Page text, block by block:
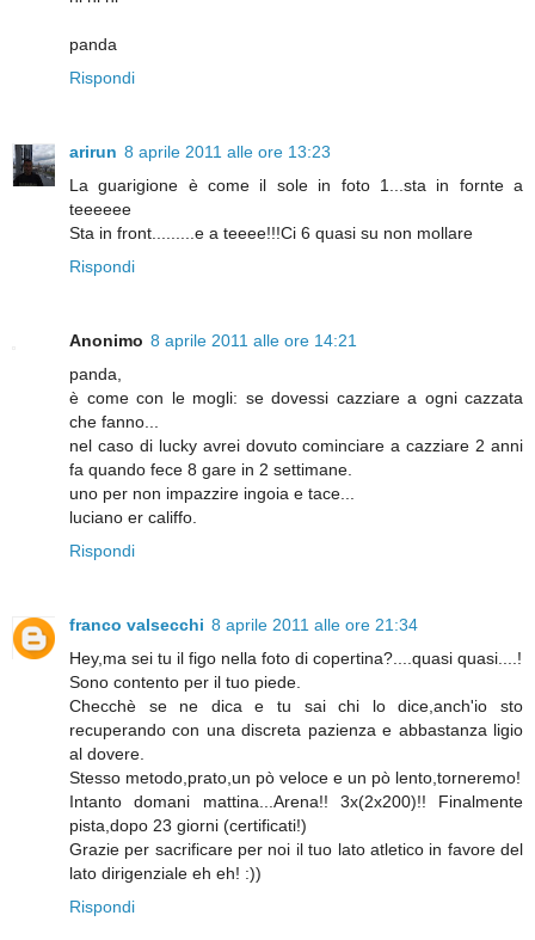
panda
Rispondi
arirun 8 aprile 2011 alle ore 13:23
La guarigione è come il sole in foto 1...sta in fornte a
teeeeee
Sta in front.........e a teeee!!!Ci 6 quasi su non mollare
Rispondi
Anonimo 8 aprile 2011 alle ore 14:21
panda,
è come con le mogli: se dovessi cazziare a ogni cazzata
che fanno...
nel caso di lucky avrei dovuto cominciare a cazziare 2 anni
fa quando fece 8 gare in 2 settimane.
uno per non impazzire ingoia e tace...
luciano er califfo.
Rispondi
franco valsecchi 8 aprile 2011 alle ore 21:34
Hey,ma sei tu il figo nella foto di copertina?....quasi quasi....!
Sono contento per il tuo piede.
Checchè se ne dica e tu sai chi lo dice,anch'io sto
recuperando con una discreta pazienza e abbastanza ligio
al dovere.
Stesso metodo,prato,un pò veloce e un pò lento,torneremo!
Intanto domani mattina...Arena!! 3x(2x200)!! Finalmente
pista,dopo 23 giorni (certificati!)
Grazie per sacrificare per noi il tuo lato atletico in favore del
lato dirigenziale eh eh! :))
Rispondi